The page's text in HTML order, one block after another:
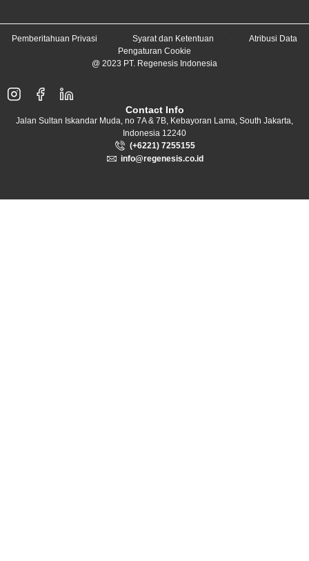
Pemberitahuan Privasi Syarat dan Ketentuan
Atribusi Data
Pengaturan Cookie
@ 2023 PT. Regenesis Indonesia
Contact Info
Jalan Sultan Iskandar Muda, no 7A & 7B, Kebayoran Lama, South Jakarta,
Indonesia 12240
(+6221) 7255155
info@regenesis.co.id